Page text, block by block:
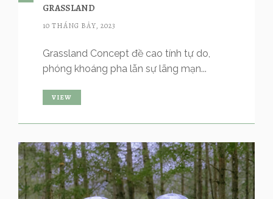
GRASSLAND
10 THÁNG BẢY, 2023
Grassland Concept đề cao tính tự do,
phóng khoáng pha lẫn sự lãng mạn...
VIEW